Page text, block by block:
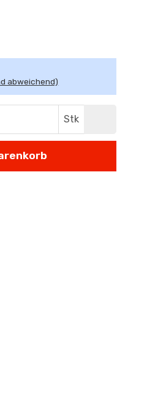
abweichend)
Stk